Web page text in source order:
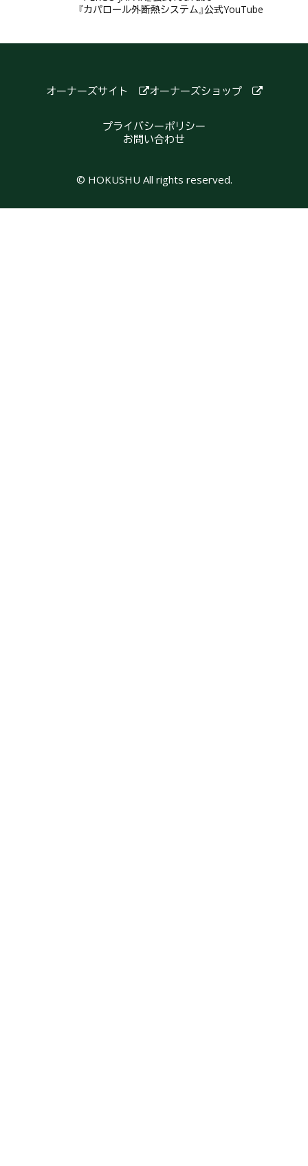
『カパロール外断熱システム』公式YouTube
オーナーズサイト オーナーズショップ
プライバシーポリシー
お問い合わせ
© HOKUSHU All rights reserved.